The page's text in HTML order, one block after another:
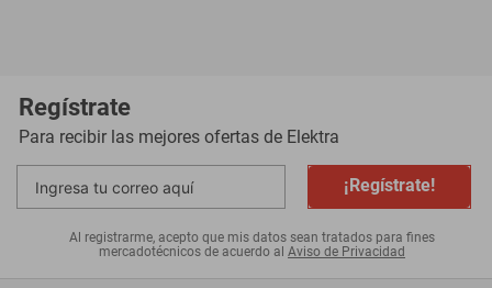
Regístrate
Para recibir las mejores ofertas de Elektra
¡Regístrate!
Al registrarme, acepto que mis datos sean tratados para fines
mercadotécnicos de acuerdo al Aviso de Privacidad